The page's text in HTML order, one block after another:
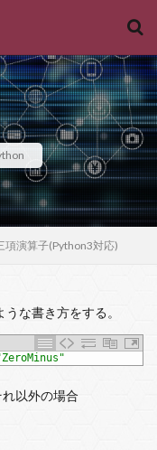
項演算子(Python3対応)
な書き方をする。
以外の場合
ィ
ー
フォルダ
ージョン管理
チート
択
起動
に挑む